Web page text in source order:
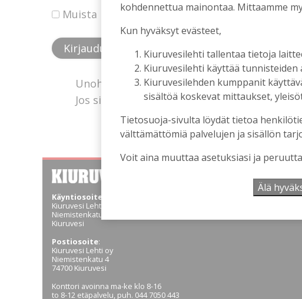
Muista minut
Unohtuiko salasana?
Jos sinulla ei ole vielä tunnusta, hanki se
Käyntiosoite
Kiuruvesi Lehti oy
Niemistenkatu 4
Kiuruvesi
Postiosoite:
Kiuruvesi Lehti oy
Niemistenkatu 4
74700 Kiuruvesi
Konttori avoinna ma-ke klo 8-16
to 8-12 etäpalvelu, puh. 044 7050 443
kohdennettua mainontaa. Mittaamme
Kun hyväksyt evästeet,
Kiuruvesilehti tallentaa tietoja
Kiuruvesilehti käyttää
Kiuruvesilehden kumppanit
sisältöä koskevat mittaukset,
Tietosuoja-sivulta löydät tietoa
välttämättömiä palvelujen ja sisällön
Voit aina muuttaa asetuksiasi ja
Älä